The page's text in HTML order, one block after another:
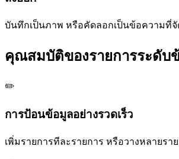
บันทึกเป็นภาพ หรือคัดลอกเป็นข้อความที่
คุณสมบัติของรายการระดับ
✏️
การป้อนข้อมูลอย่างรวดเร็ว
เพิ่มรายการทีละรายการ หรือวางหลายรา